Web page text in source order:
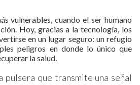
vulnerables, cuando el ser humano
Hoy, gracias a la tecnología, los
en un lugar seguro: un refugio
peligros en donde lo único que
la salud.
pulsera que transmite una señal